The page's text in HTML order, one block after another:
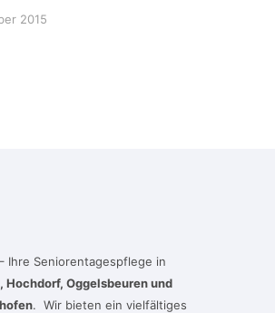
2015
Ihre Seniorentagespflege in
Hochdorf, Oggelsbeuren und
. Wir bieten ein vielfältiges